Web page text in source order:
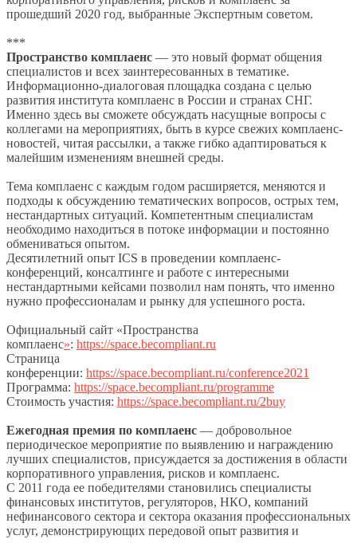
прошедший 2020 год, выбранные Экспертным советом.
***
Пространство комплаенс — это новый формат общения
специалистов и всех заинтересованных в тематике.
Информационно-диалоговая площадка создана с целью
развития института комплаенс в России и странах СНГ.
Именно здесь вы сможете обсуждать насущные вопросы с
коллегами на мероприятиях, быть в курсе свежих комплаенс-
новостей, читая рассылки, а также гибко адаптироваться к
малейшим изменениям внешней среды.
Тема комплаенс с каждым годом расширяется, меняются и
подходы к обсуждению тематических вопросов, острых тем,
нестандартных ситуаций. Компетентным специалистам
необходимо находиться в потоке информации и постоянно
обмениваться опытом.
Десятилетний опыт ICS в проведении комплаенс-
конференций, консалтинге и работе с интересными
нестандартными кейсами позволил нам понять, что именно
нужно профессионалам и рынку для успешного роста.
Официальный сайт «Пространства
комплаенс»: https://space.becompliant.ru
Страница
конференции: https://space.becompliant.ru/conference2021
Программа: https://space.becompliant.ru/programme
Стоимость участия: https://space.becompliant.ru/2buy
Ежегодная премия по комплаенс — добровольное
периодическое мероприятие по выявлению и награждению
лучших специалистов, присуждается за достижения в области
корпоративного управления, рисков и комплаенс.
С 2011 года ее победителями становились специалисты
финансовых институтов, регуляторов, НКО, компаний
нефинансового сектора и сектора оказания профессиональных
услуг, демонстрирующих передовой опыт развития и